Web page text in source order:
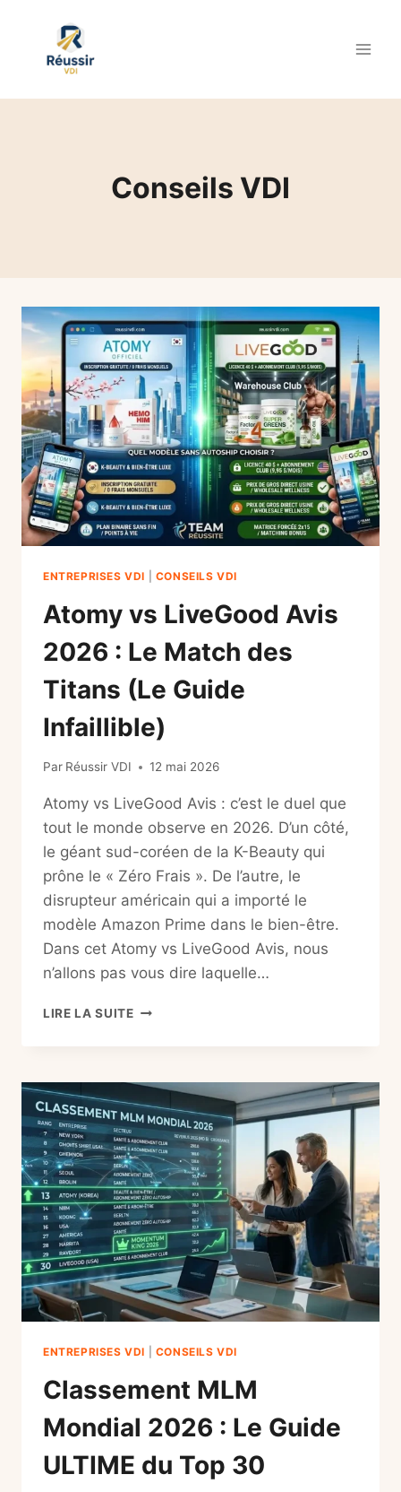
contenu
Conseils VDI
ENTREPRISES VDI CONSEILS VDI
Atomy vs LiveGood Avis
2026 : Le Match des
Titans (Le Guide
Infaillible)
Par Réussir VDI 12 mai 2026
Atomy vs LiveGood Avis : c’est le duel que
tout le monde observe en 2026. D’un côté,
le géant sud-coréen de la K-Beauty qui
prône le « Zéro Frais ». De l’autre, le
disrupteur américain qui a importé le
modèle Amazon Prime dans le bien-être.
Dans cet Atomy vs LiveGood Avis, nous
n’allons pas vous dire laquelle…
LIRE LA SUITEATOMY
2026
:
LE
MATCH
DES
TITANS
(LE
GUIDE
INFAILLIBLE)
ENTREPRISES VDI CONSEILS VDI
Classement MLM
Mondial 2026 : Le Guide
ULTIME du Top 30